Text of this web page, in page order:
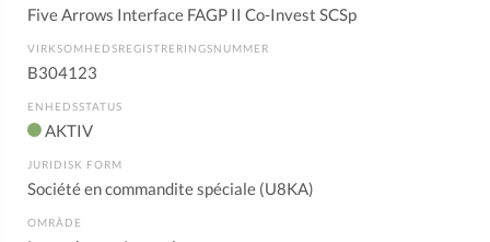
Five Arrows Interface FAGP II Co-Invest SCSp
VIRKSOMHEDSREGISTRERINGSNUMMER
B304123
ENHEDSSTATUS
AKTIV
JURIDISK FORM
Société en commandite spéciale (U8KA)
OMRÅDE